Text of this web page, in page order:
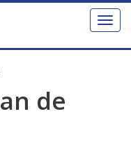
Toggle
de